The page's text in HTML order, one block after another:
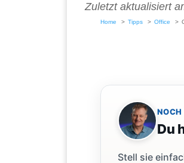
Zuletzt aktualisiert
Home Tipps Office
Du
Stell sie